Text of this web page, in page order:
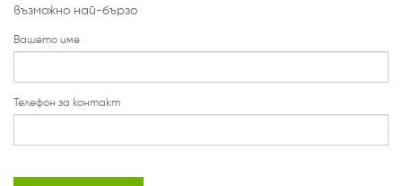
възможно най-бързо
Вашето име
Телефон за контакт